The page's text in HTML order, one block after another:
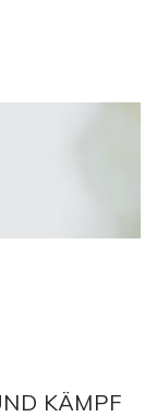
KÄMPF